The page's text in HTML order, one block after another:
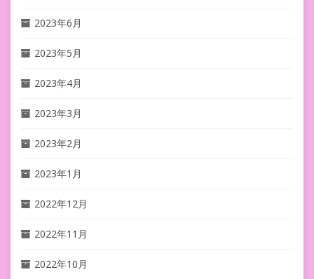
2023年6月
2023年5月
2023年4月
2023年3月
2023年2月
2023年1月
2022年12月
2022年11月
2022年10月